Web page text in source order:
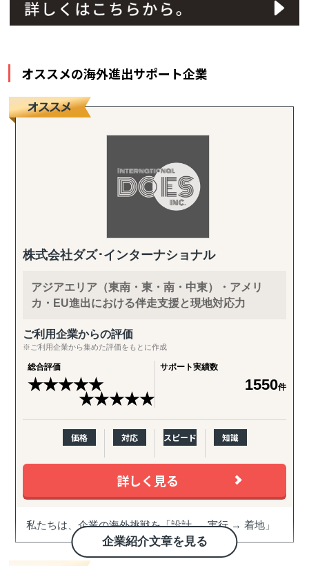
オススメの海外進出サポート企業
株式会社ダズ･インターナショナル
アジアエリア（東南・東・南・中東）・アメリ
カ・EU進出における伴走支援と現地対応力
ご利用企業からの評価
※ご利用企業から集めた評価をもとに作成
総合評価
★★★★★
★★★★★
サポート実績数
1550件
価格 対応 スピード 知識
詳しく見る
企業紹介文章を見る
私たちは、企業の海外挑戦を「設計 → 実行 → 着地」
まで一気通貫で伴走支援します。